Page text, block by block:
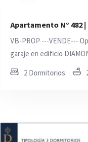
Apartamento N° 482
VB-PROP ---VENDE---
garaje en edificio
2 Dormitorios